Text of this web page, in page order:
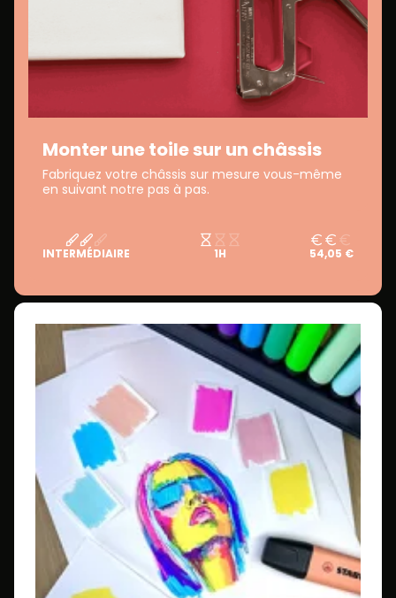
Monter une toile sur un châssis
Fabriquez votre châssis sur mesure vous-même
en suivant notre pas à pas.
INTERMÉDIAIRE 1H 54,05 €